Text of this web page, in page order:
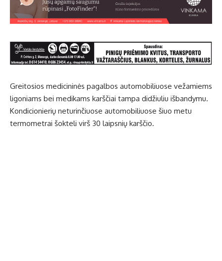
Greitosios medicininės pagalbos automobiliuose vežamiems
ligoniams bei medikams karščiai tampa didžiuliu išbandymu.
Kondicionierių neturinčiuose automobiliuose šiuo metu
termometrai šokteli virš 30 laipsnių karščio.